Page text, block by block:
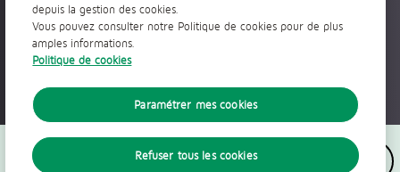
Accessible partout, tout le temps
Nous suivre
depuis la gestion des cookies.
Vous pouvez consulter notre Politique de cookies pour de plus
amples informations.
Politique de cookies
Paramétrer mes cookies
Refuser tous les cookies